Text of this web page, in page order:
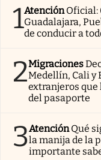
1AtenciónOficial:
Guadalajara,
de conducir a
2Migraciones
Medellín, Cali y
extranjeros que
del pasaporte
3AtenciónQué
la manija de la
importante